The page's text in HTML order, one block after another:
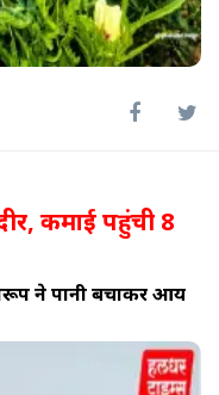
कमाई पहुंची 8
ने पानी बचाकर आय